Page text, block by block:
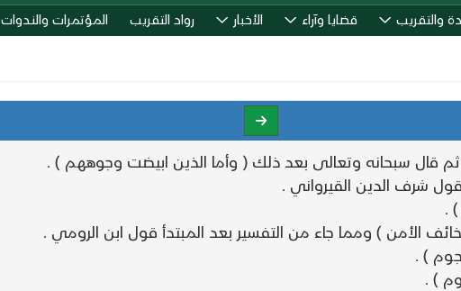
والتقريب قضايا وآراء الأخبار رواد التقريب المؤتمرات والندوات
سبحانه وتعالى بعد ذلك ( وأما الذين ابيضت وجوههم ) .
شرف الدين القيرواني .
.
الأمن ) ومما جاء من التفسير بعد المبتدأ قول ابن الرومي .
) .
) .